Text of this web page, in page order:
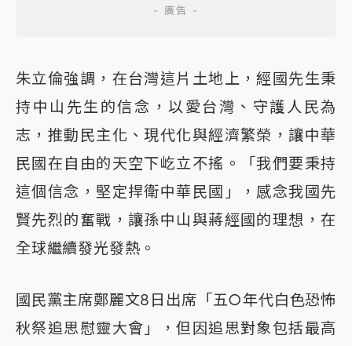
朱立倫強調，在台灣這片土地上，經國先生秉
持中山先生的信念，以愛台灣、守護人民為
志，推動民主化、現代化與經濟繁榮，讓中華
民國在自由的天空下屹立不搖。「我們要秉持
這個信念，堅定捍衛中華民國」，感念我國先
賢先烈的奮戰，讓孫中山與蔣經國的理想，在
全球繼續發光發熱。
國民黨主席鄭麗文8日出席「五○年代白色恐怖
秋祭追思慰靈大會」，但因追思對象包括最高